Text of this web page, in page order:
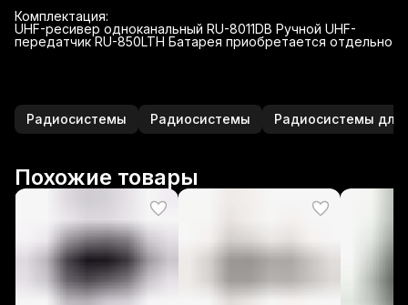
Комплектация:
UHF-ресивер одноканальный RU-8011DB Ручной UHF-
передатчик RU-850LTH Батарея приобретается отдельно
Радиосистемы Радиосистемы Радиосистемы для
Похожие товары